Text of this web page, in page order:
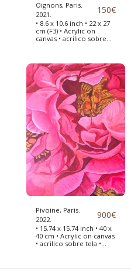
Oignons, Paris.
2021.
150€
• 8.6 x 10.6 inch • 22 x 27
cm (F3) • Acrylic on
canvas • acrilico sobre
représentant un bol avec
des oignon
Pivoine, Paris.
2022.
900€
• 15.74 x 15.74 inch • 40 x
40 cm • Acrylic on canvas
• acrilico sobre tela •